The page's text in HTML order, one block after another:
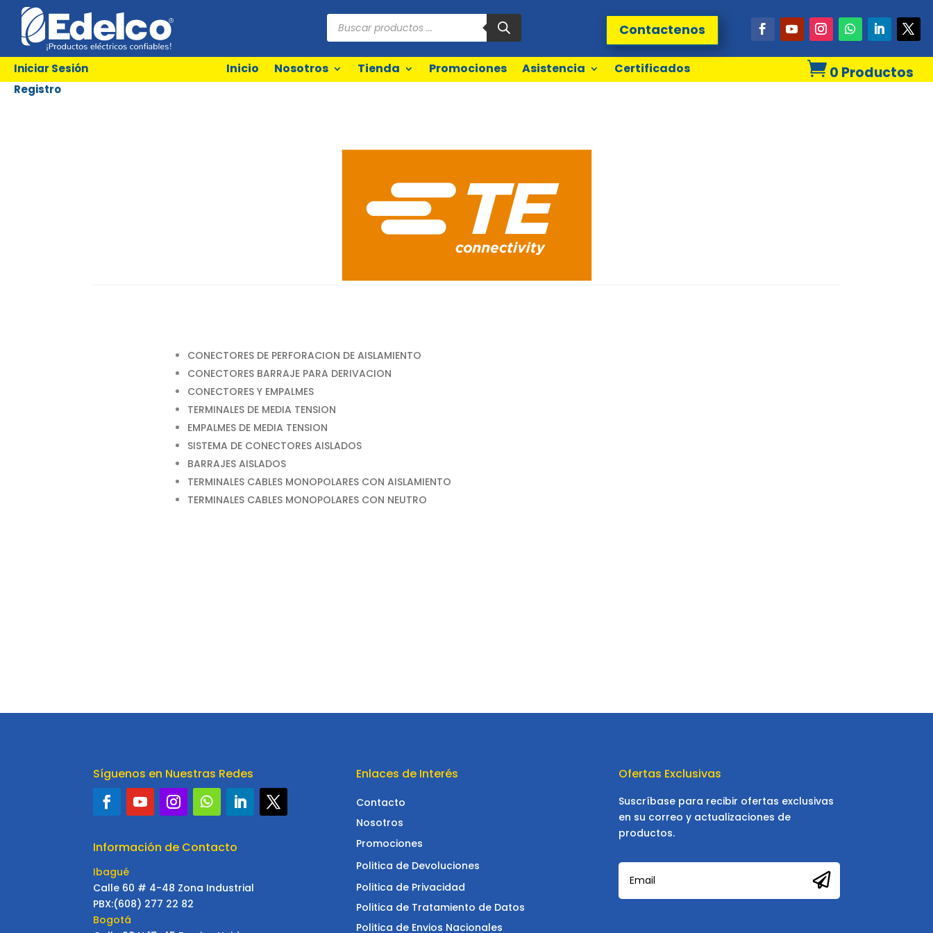
Búsqueda
de
productos Contactenos
Iniciar Sesión
Registro
Inicio Nosotros Tienda Promociones Asistencia Certificados 0 Productos
CONECTORES DE PERFORACION DE AISLAMIENTO
CONECTORES BARRAJE PARA DERIVACION
CONECTORES Y EMPALMES
TERMINALES DE MEDIA TENSION
EMPALMES DE MEDIA TENSION
SISTEMA DE CONECTORES AISLADOS
BARRAJES AISLADOS
TERMINALES CABLES MONOPOLARES CON AISLAMIENTO
TERMINALES CABLES MONOPOLARES CON NEUTRO
Síguenos en Nuestras Redes
Información de Contacto
Ibagué
Calle 60 # 4-48 Zona Industrial
PBX:(608) 277 22 82
Bogotá
Enlaces de Interés
Contacto
Nosotros
Promociones
Politica de Devoluciones
Politica de Privacidad
Politica de Tratamiento de Datos
Politica de Envios Nacionales
Ofertas Exclusivas
Suscríbase para recibir ofertas exclusivas
en su correo y actualizaciones de
productos.